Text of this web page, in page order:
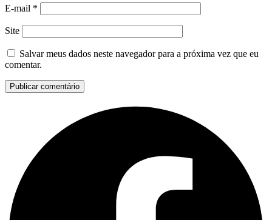
E-mail *
Site
Salvar meus dados neste navegador para a próxima vez que eu
comentar.